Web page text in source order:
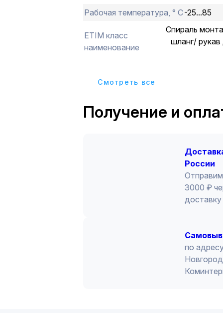
Рабочая температура, ° С-25...85
ETIM класс
наименование
Спираль
шланг/
Cмотреть все
Получение и
России
3000 ₽
по